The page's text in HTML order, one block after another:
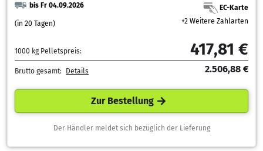
bis Fr 04.09.2026
(in 20 Tagen)
EC-Karte
+2 Weitere Zahlarten
1000 kg Pelletspreis: 417,81 €
Brutto gesamt: Details 2.506,88 €
Zur Bestellung
Der Händler meldet sich bezüglich der Lieferung